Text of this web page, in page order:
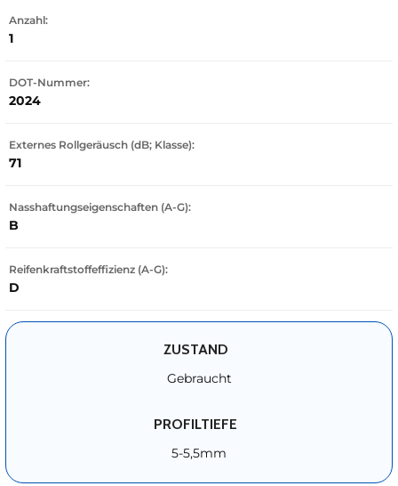
Anzahl:
1
DOT-Nummer:
2024
Externes Rollgeräusch (dB; Klasse):
71
Nasshaftungseigenschaften (A-G):
B
Reifenkraftstoffeffizienz (A-G):
D
ZUSTAND
Gebraucht
PROFILTIEFE
5-5,5mm